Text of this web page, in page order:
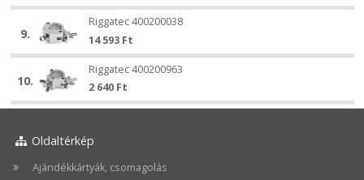
400200038
9.
Riggatec
400200038
Riggatec 400200038
14 593 Ft
Riggatec
400200963
10.
Riggatec
400200963
Riggatec 400200963
2 640 Ft
Oldaltérkép
Ajándékkártyák, csomagolás